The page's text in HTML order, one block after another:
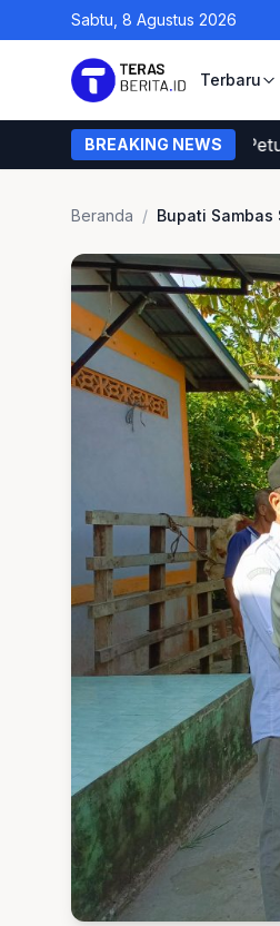
Sabtu, 8 Agustus 2026
Terbaru
BREAKING NEWS
Warga Memastikan Petugas
Beranda / Bupati